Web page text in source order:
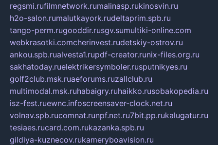
regsmi.rufilmnetwork.rumalinasp.rukinosvin.ru
h2o-salon.rumalutkayork.rudeltaprim.spb.ru
tango-perm.rugooddir.rusgv.sumultiki-online.com
webkrasotki.comcherinvest.rudetskiy-ostrov.ru
ankou.spb.rualvesta1.rupdf-creator.runix-files.org.ru
sakhatoday.ruelektrikersymboler.rusputnikyes.ru
golf2club.msk.ruaeforums.ruzallclub.ru
multimodal.msk.ruhabaigry.ruhaikko.rusobakopedia.ru
isz-fest.ruewnc.infoscreensaver-clock.net.ru
volnav.spb.rucomnat.runpf.net.ru7bit.pp.rukalugatur.ru
tesiaes.rucard.com.rukazanka.spb.ru
gildiya-kuznecov.rukameryboavision.ru